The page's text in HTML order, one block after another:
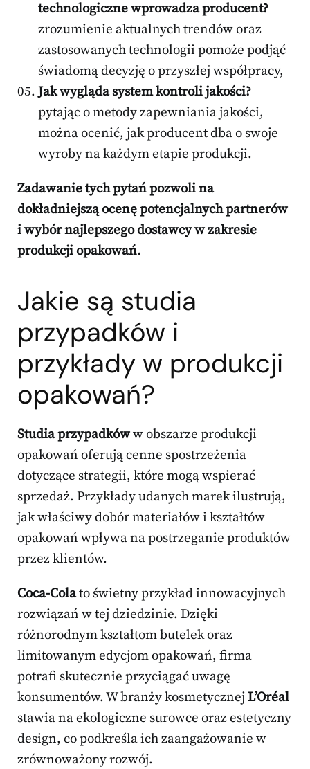
technologiczne wprowadza producent?
zrozumienie aktualnych trendów oraz
zastosowanych technologii pomoże podjąć
świadomą decyzję o przyszłej współpracy,
Jak wygląda system kontroli jakości?
pytając o metody zapewniania jakości,
można ocenić, jak producent dba o swoje
wyroby na każdym etapie produkcji.
Zadawanie tych pytań pozwoli na
dokładniejszą ocenę potencjalnych partnerów
i wybór najlepszego dostawcy w zakresie
produkcji opakowań.
Jakie są studia
przypadków i
przykłady w produkcji
opakowań?
Studia przypadkóww obszarze produkcji
opakowań oferują cenne spostrzeżenia
dotyczące strategii, które mogą wspierać
sprzedaż. Przykłady udanych marek ilustrują,
jak właściwy dobór materiałów i kształtów
opakowań wpływa na postrzeganie produktów
przez klientów.
Coca-Colato świetny przykład innowacyjnych
rozwiązań w tej dziedzinie. Dzięki
różnorodnym kształtom butelek oraz
limitowanym edycjom opakowań, firma
potrafi skutecznie przyciągać uwagę
konsumentów. W branży kosmetycznejL’Oréal
stawia na ekologiczne surowce oraz estetyczny
design, co podkreśla ich zaangażowanie w
zrównoważony rozwój.